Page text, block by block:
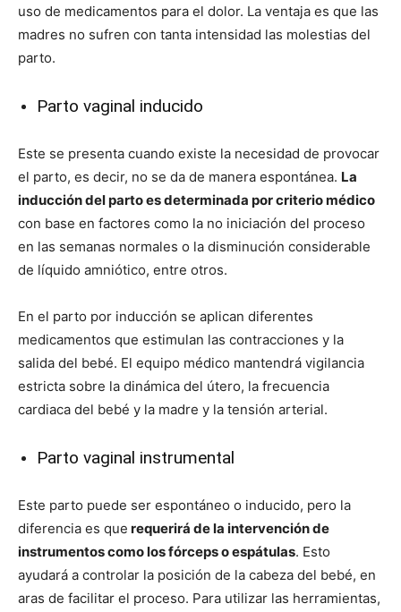
uso de medicamentos para el dolor. La ventaja es que las
madres no sufren con tanta intensidad las molestias del
parto.
Parto vaginal inducido
Este se presenta cuando existe la necesidad de provocar
el parto, es decir, no se da de manera espontánea. La
inducción del parto es determinada por criterio médico
con base en factores como la no iniciación del proceso
en las semanas normales o la disminución considerable
de líquido amniótico, entre otros.
En el parto por inducción se aplican diferentes
medicamentos que estimulan las contracciones y la
salida del bebé. El equipo médico mantendrá vigilancia
estricta sobre la dinámica del útero, la frecuencia
cardiaca del bebé y la madre y la tensión arterial.
Parto vaginal instrumental
Este parto puede ser espontáneo o inducido, pero la
diferencia es que requerirá de la intervención de
instrumentos como los fórceps o espátulas. Esto
ayudará a controlar la posición de la cabeza del bebé, en
aras de facilitar el proceso. Para utilizar las herramientas,